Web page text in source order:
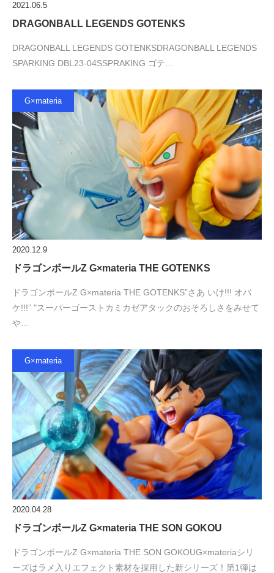
2021.06.5
DRAGONBALL LEGENDS GOTENKS
DRAGONBALL LEGENDS GOTENKSDRAGONBALL LEGENDS
SPARKING DBL23-04SSPRAKING ゴテ…
G×materia
2020.12.9
ドラゴンボールZ G×materia THE GOTENKS
ドラゴンボールZ G×materia THE GOTENKS”さあ いけ!!! オバ
ケ!!!” "スーパーゴーストカミカゼアタックのおそろしさをみせて
や…
G×materia
2020.04.28
ドラゴンボールZ G×materia THE SON GOKOU
ドラゴンボールZ G×materia THE SON GOKOUG×materiaシリ
ーズはラメ入りエフェクト素材を採用した新シリーズ！第1弾は